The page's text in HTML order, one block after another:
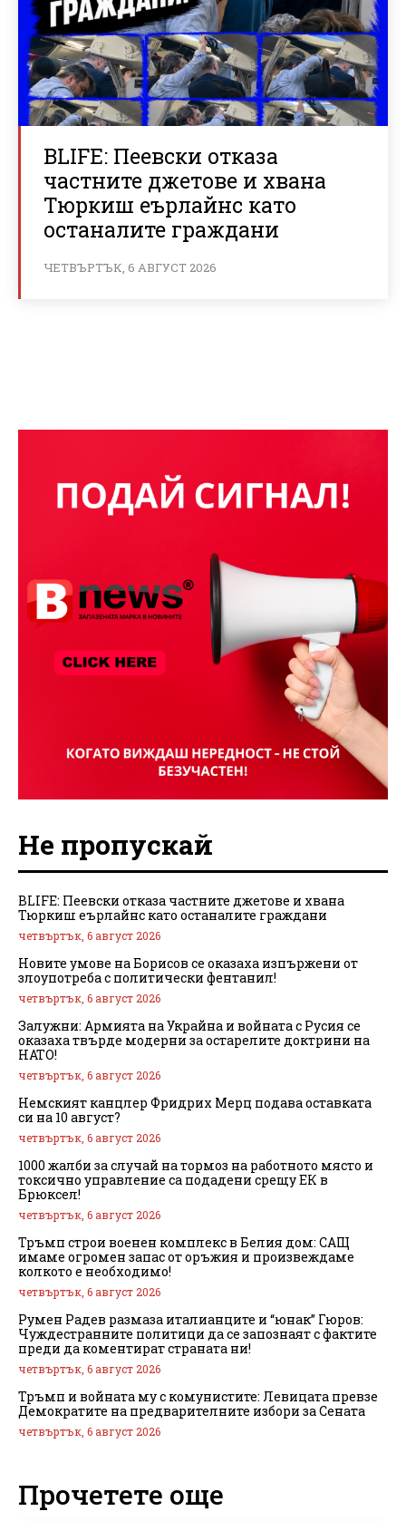
BLIFE: Пеевски отказа
частните джетове и хвана
Тюркиш еърлайнс като
останалите граждани
ЧЕТВЪРТЪК, 6 АВГУСТ 2026
Не пропускай
BLIFE: Пеевски отказа частните джетове и хвана
Тюркиш еърлайнс като останалите граждани
четвъртък, 6 август 2026
Новите умове на Борисов се оказаха изпържени от
злоупотреба с политически фентанил!
четвъртък, 6 август 2026
Залужни: Армията на Украйна и войната с Русия се
оказаха твърде модерни за остарелите доктрини на
НАТО!
четвъртък, 6 август 2026
Немският канцлер Фридрих Мерц подава оставката
си на 10 август?
четвъртък, 6 август 2026
1000 жалби за случай на тормоз на работното място и
токсично управление са подадени срещу ЕК в
Брюксел!
четвъртък, 6 август 2026
Тръмп строи военен комплекс в Белия дом: САЩ
имаме огромен запас от оръжия и произвеждаме
колкото е необходимо!
четвъртък, 6 август 2026
Румен Радев размаза италианците и “юнак” Гюров:
Чуждестранните политици да се запознаят с фактите
преди да коментират страната ни!
четвъртък, 6 август 2026
Тръмп и войната му с комунистите: Левицата превзе
Демократите на предварителните избори за Сената
четвъртък, 6 август 2026
Прочетете още